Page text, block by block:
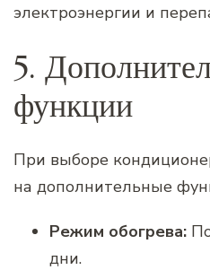
электроэнергии и
5.
функции
При выборе
на дополнительные
Режим обогрева:
дни.